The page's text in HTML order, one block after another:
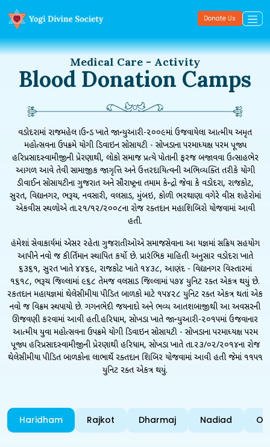
Donate Us
Medical Care - Activity
Blood Donation Camps
વડોદરામાં રાજમહેલ ગ્રાઉન્ડ ખાતે જાન્યુઆરી-૨૦૦૯માં ઉજવાયેલા આત્મીય અમૃત
મહોત્સવના ઉપક્રમે યોગી ડિવાઇન સોસાયટી - સોખડાના પરમાધ્યક્ષ પરમ પૂજ્ય
હરિપ્રસાદસ્વામીજીની પ્રેરણાથી, લોકો સમાજ પ્રત્યે પોતાની ફરજ બજાવવા ઉત્સાહભેર
આગળ આવે તેવી સામાજીક જાગૃત્તિ અને ઉત્તરદાયિત્વની અભિવ્યક્તિ તરીકે યોગી
ડીવાઈન સોસાયટીના ગુજરાત અને સૌરાષ્ટ્રના તમામ કેન્દ્રો જેવા કે વડોદરા, રાજકોટ,
સુરત, વિદ્યાનગર, ભરૂચ, નવસારી, વલસાડ, મુંબઇ, કોળી ભરથાણા વગેરે વીસ શહેરોમાં
એકવીસ સ્થળોએ તા.૨૧/૧૨/૨૦૦૮ના રોજ રક્તદાન મહાશિબિરો યોજવામાં આવી
હતી.
હંમેશાં સેવાકાર્યમાં અગ્રેસર રહેતા ગુજરાતીઓએ સમાજસેવાના આ યજ્ઞમાં સક્રિય સહયોગ
આપીને નવો જ કીર્તિમાન સ્થાપિત કર્યો છે. પ્રારંભિક માહિતી અનુસાર વડોદરા ખાતે
૬૩૬૧, સુરત ખાતે ૪૪૬૯, રાજકોટ ખાતે ૧૪૩૮, આણંદ - વિદ્યાનગર વિસ્તારમાં
૧૬૧૮, ભરૂચ જિલ્લામાં ૯૬૮ તેમજ વલસાડ જિલ્લામાં ૫૭૪ યુનિટ રક્ત એકત્ર થયું છે.
રકતદાન મહાયજ્ઞમાં થેલેસીમીયા પીડિત બાળકો માટે ૧૫૪૨૮ યુનિટ રક્ત એકત્ર થતાં એક
નવો જ વિક્રમ સ્થપાયો છે. ગગનભેદી જયનાદો અને ભવ્ય આતશબાજીથી આ અવસરની
ઊજવણી કરવામાં આવી હતી.હરિધામ, સોખડા ખાતે જાન્યુઆરી-૨૦૧૫માં ઉજવાનાર
આત્મીય યુવા મહોત્સવના ઉપક્રમે યોગી ડિવાઇન સોસાયટી - સોખડાના પરમાધ્યક્ષ પરમ
પૂજ્ય હરિપ્રસાદસ્વામીજીની પ્રેરણાથી હરિધામ, સોખડા ખાતે તા.૨૩/૦૨/૨૦૧૪ના રોજ
થેલેસીમીયા પીડિત બાળકોના લાભાર્થે રક્તદાન શિબિર યોજવામાં આવી હતી જેમાં ૧૧૫૧
યુનિટ રક્ત એકત્ર થયું.
Haridham Rajkot Dharmaj Nadiad